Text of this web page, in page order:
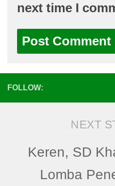
next time I
FOLLOW:
NEXT
Keren, SD
Lomba